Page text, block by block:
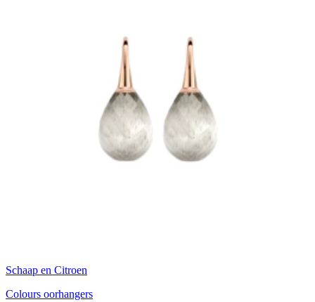
Schaap en Citroen
Colours oorhangers